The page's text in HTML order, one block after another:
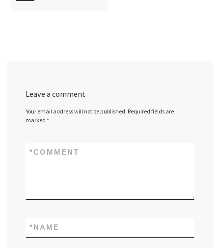
Leave a comment
Your email address will not be published. Required fields are
marked *
COMMENT
*
NAME
*